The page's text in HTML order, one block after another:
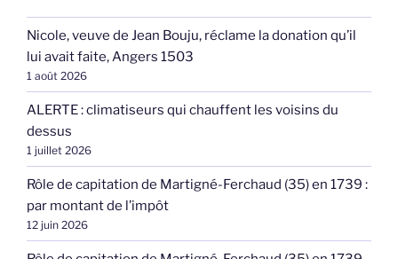
Nicole, veuve de Jean Bouju, réclame la donation qu’il
lui avait faite, Angers 1503
1 août 2026
ALERTE : climatiseurs qui chauffent les voisins du
dessus
1 juillet 2026
Rôle de capitation de Martigné-Ferchaud (35) en 1739 :
par montant de l’impôt
12 juin 2026